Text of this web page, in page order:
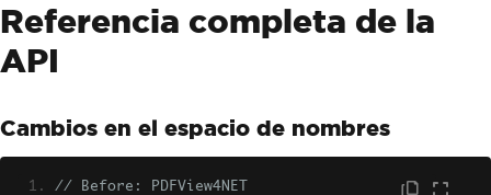
Referencia completa de la
API
Cambios en el espacio de nombres
// Before: PDFView4NET